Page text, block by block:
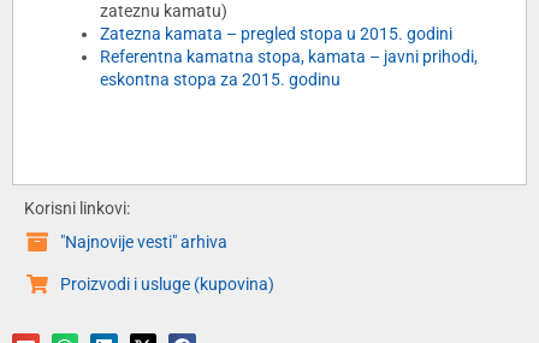
zateznu kamatu)
Zatezna kamata – pregled stopa u 2015. godini
Referentna kamatna stopa, kamata – javni prihodi,
eskontna stopa za 2015. godinu
Korisni linkovi:
"Najnovije vesti" arhiva
Proizvodi i usluge (kupovina)